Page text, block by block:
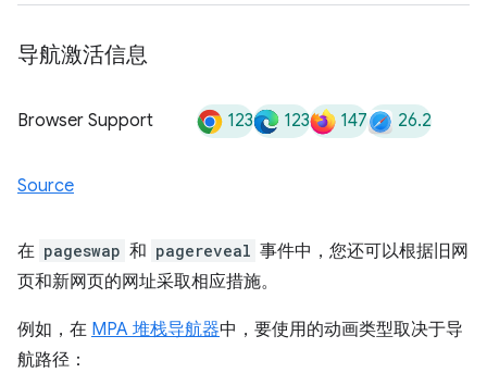
导航激活信息
Browser Support 123 123 147 26.2
Source
在 pageswap 和 pagereveal 事件中，您还可以根据旧网
页和新网页的网址采取相应措施。
例如，在 MPA 堆栈导航器中，要使用的动画类型取决于导
航路径：